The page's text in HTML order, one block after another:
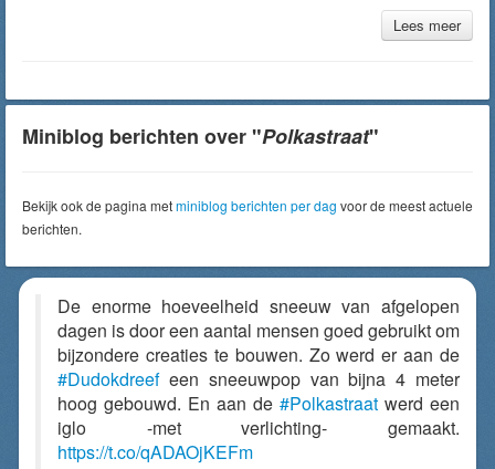
Lees meer
Miniblog berichten over "Polkastraat"
Bekijk ook de pagina metminiblog berichten per dag voor de meest actuele
berichten.
De enorme hoeveelheid sneeuw van afgelopen
dagen is door een aantal mensen goed gebruikt om
bijzondere creaties te bouwen. Zo werd er aan de
#Dudokdreefeen sneeuwpop van bijna 4 meter
hoog gebouwd. En aan de #Polkastraat werd een
iglo -met verlichting- gemaakt.
https://t.co/qADAOjKEFm